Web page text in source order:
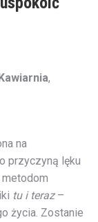
,
na
przyczyną lęku
tu i teraz–
życia. Zostanie